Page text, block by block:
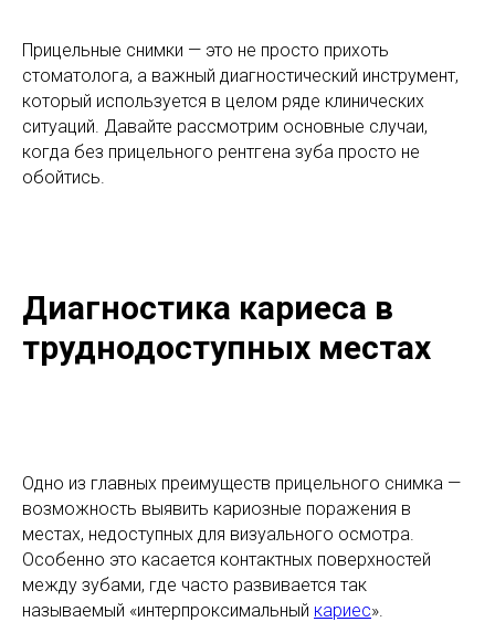
Прицельные снимки — это не просто прихоть
стоматолога, а важный диагностический инструмент,
который используется в целом ряде клинических
ситуаций. Давайте рассмотрим основные случаи,
когда без прицельного рентгена зуба просто не
обойтись.
Диагностика кариеса в
труднодоступных местах
Одно из главных преимуществ прицельного снимка —
возможность выявить кариозные поражения в
местах, недоступных для визуального осмотра.
Особенно это касается контактных поверхностей
между зубами, где часто развивается так
называемый «интерпроксимальный кариес».